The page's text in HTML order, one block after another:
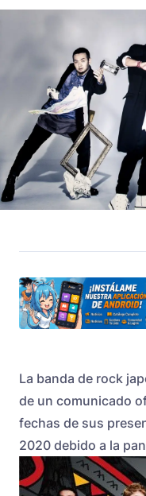
La banda de rock
de un comunicado
fechas de sus
2020 debido a la